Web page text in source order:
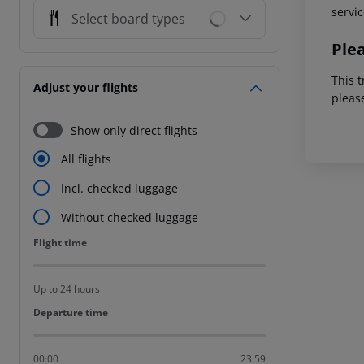
Select board types
Adjust your flights
Show only direct flights
All flights
Incl. checked luggage
Without checked luggage
Flight time
Flight time
Up to 24 hours
Departure time
Departure time
00:00 23:59
This